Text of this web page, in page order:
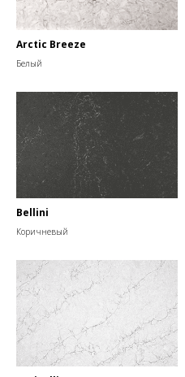
Arctic Breeze
Белый
Bellini
Коричневый